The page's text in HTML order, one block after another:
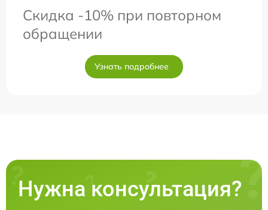
Скидка -10% при повторном
обращении
Узнать подробнее
Нужна консультация?